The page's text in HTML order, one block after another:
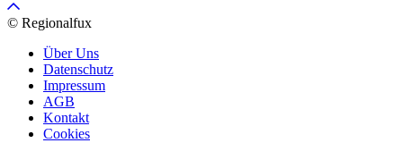
© Regionalfux
Über Uns
Datenschutz
Impressum
AGB
Kontakt
Cookies